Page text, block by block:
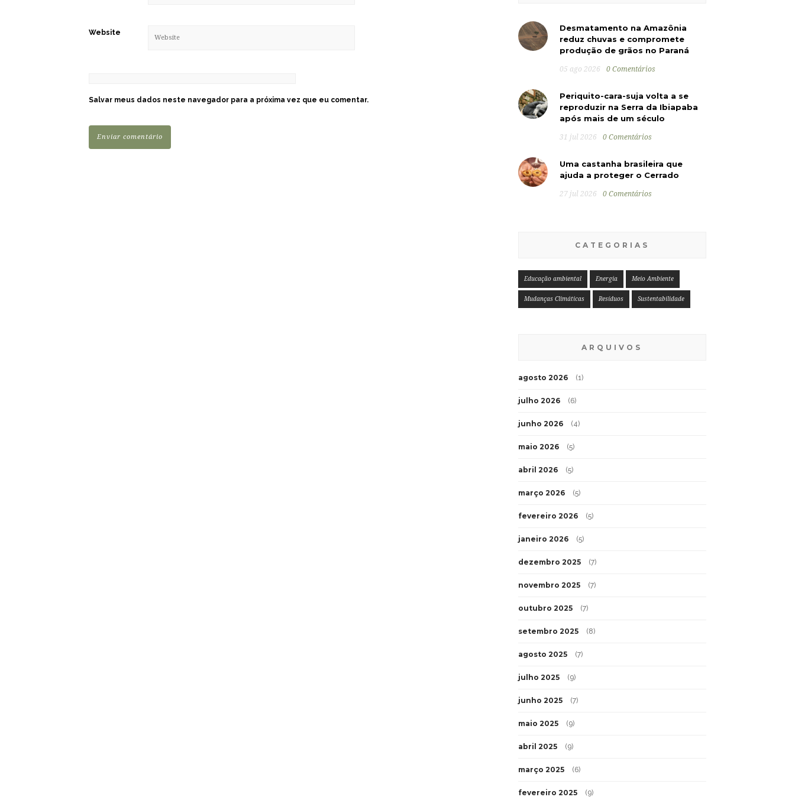
Website
Salvar meus dados neste navegador para a próxima vez que eu comentar.
Desmatamento na Amazônia
reduz chuvas e compromete
produção de grãos no Paraná
05 ago 2026 0 Comentários
Periquito-cara-suja volta a se
reproduzir na Serra da Ibiapaba
após mais de um século
31 jul 2026 0 Comentários
Uma castanha brasileira que
ajuda a proteger o Cerrado
27 jul 2026 0 Comentários
CATEGORIAS
Educação ambiental Energia Meio Ambiente
Mudanças Climáticas Resíduos Sustentabilidade
ARQUIVOS
agosto 2026 (1)
julho 2026 (6)
junho 2026 (4)
maio 2026 (5)
abril 2026 (5)
março 2026 (5)
fevereiro 2026 (5)
janeiro 2026 (5)
dezembro 2025 (7)
novembro 2025 (7)
outubro 2025 (7)
setembro 2025 (8)
agosto 2025 (7)
julho 2025 (9)
junho 2025 (7)
maio 2025 (9)
abril 2025 (9)
março 2025 (6)
fevereiro 2025 (9)